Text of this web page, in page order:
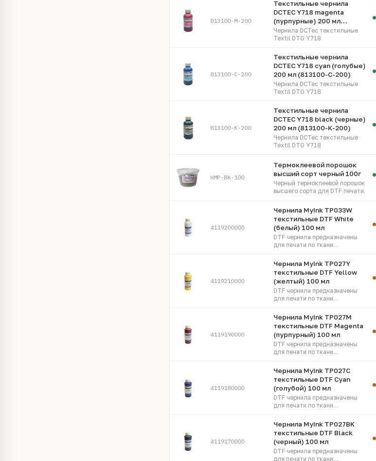
813100-M-200
Текстильные чернила
DCTEC Y718 magenta
(пурпурные) 200 мл
(813100-M-200)
Чернила DCTec текстильные
Textil DTG Y718
813100-C-200
Текстильные чернила
DCTEC Y718 cyan (голубые)
200 мл (813100-C-200)
Чернила DCTec текстильные
Textil DTG Y718
813100-K-200
Текстильные чернила
DCTEC Y718 black (черные)
200 мл (813100-К-200)
Чернила DCTec текстильные
Textil DTG Y718
HMP-BK-100
Термоклеевой порошок
высший сорт черный 100г
Черный термоклеевой порошок
высшего сорта для DTF печати.
4119200000
Чернила MyInk TP033W
текстильные DTF White
(белый) 100 мл
DTF чернила предназначены
для печати по ткани
перенос).
4119210000
Чернила MyInk TP027Y
текстильные DTF Yellow
(желтый) 100 мл
DTF чернила предназначены
для печати по ткани
перенос).
4119190000
Чернила MyInk TP027M
текстильные DTF Magenta
(пурпурный) 100 мл
DTF чернила предназначены
для печати по ткани
перенос).
4119180000
Чернила MyInk TP027C
текстильные DTF Cyan
(голубой) 100 мл
DTF чернила предназначены
для печати по ткани
перенос).
4119170000
Чернила MyInk TP027BK
текстильные DTF Black
(черный) 100 мл
DTF чернила предназначены
для печати по ткани